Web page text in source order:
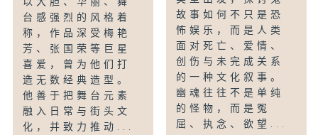
以大胆、华丽、舞
台感强烈的风格着
称，作品深受梅艳
芳、张国荣等巨星
喜爱，曾为他们打
造无数经典造型。
他善于把舞台元素
融入日常与街头文
化，并致力推动...
故事如何不只是恐
怖娱乐，而是人类
面对死亡、爱情、
创伤与未完成关系
的一种文化叙事。
幽魂往往不是单纯
的怪物，而是冤
屈、执念、欲望...